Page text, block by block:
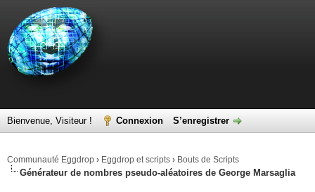
Bienvenue, Visiteur ! Connexion S’enregistrer
Communauté Eggdrop › Eggdrop et scripts › Bouts de Scripts
Générateur de nombres pseudo-aléatoires de George Marsaglia